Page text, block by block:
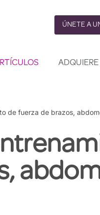
ÚNETE A
de fuerza de brazos,